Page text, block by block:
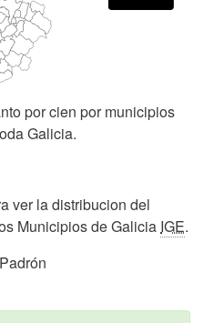
por cien por municipios
Galicia.
ver la distribucion del
Municipios de Galicia IGE.